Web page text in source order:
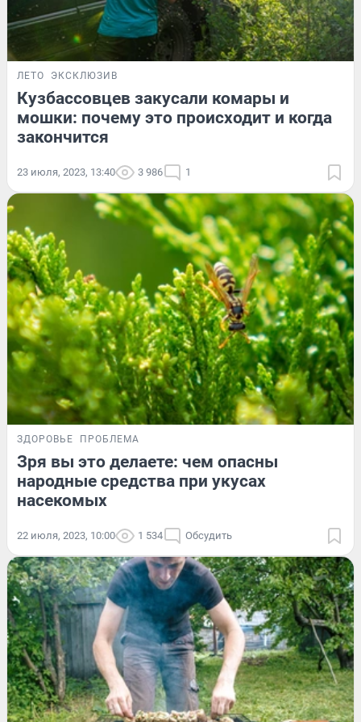
ЛЕТО ЭКСКЛЮЗИВ
Кузбассовцев закусали комары и
мошки: почему это происходит и когда
закончится
23 июля, 2023, 13:40 3 986 1
ЗДОРОВЬЕ ПРОБЛЕМА
Зря вы это делаете: чем опасны
народные средства при укусах
насекомых
22 июля, 2023, 10:00 1 534 Обсудить